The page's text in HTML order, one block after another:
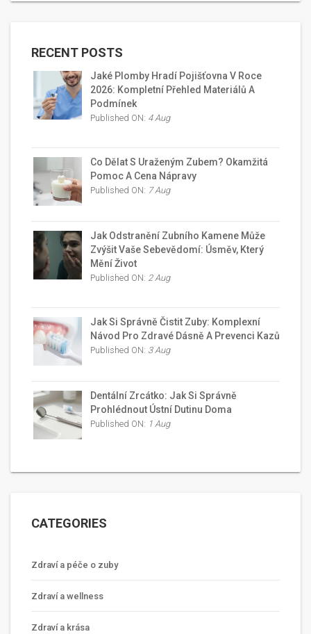
RECENT POSTS
Jaké Plomby Hradí Pojišťovna V Roce
2026: Kompletní Přehled Materiálů A
Podmínek
Published ON: 4 Aug
Co Dělat S Uraženým Zubem? Okamžitá
Pomoc A Cena Nápravy
Published ON: 7 Aug
Jak Odstranění Zubního Kamene Může
Zvýšit Vaše Sebevědomí: Úsměv, Který
Mění Život
Published ON: 2 Aug
Jak Si Správně Čistit Zuby: Komplexní
Návod Pro Zdravé Dásně A Prevenci Kazů
Published ON: 3 Aug
Dentální Zrcátko: Jak Si Správně
Prohlédnout Ústní Dutinu Doma
Published ON: 1 Aug
CATEGORIES
Zdraví a péče o zuby
Zdraví a wellness
Zdraví a krása